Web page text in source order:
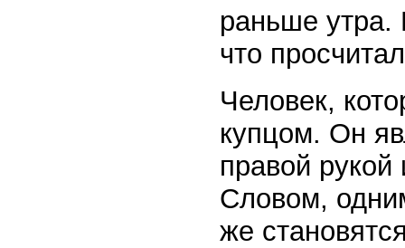
раньше утра.
что
Человек,
купцом. Он
правой
Словом,
же